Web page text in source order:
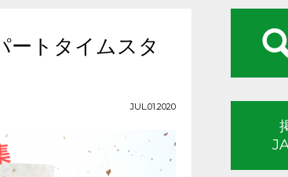
ートタイムスタ
JUL.01.2020